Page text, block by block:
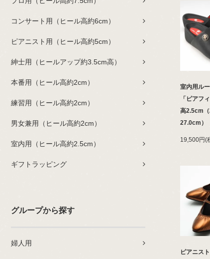
コンサート用（ヒール高約6cm）
ピアニスト用（ヒール高約5cm）
紳士用（ヒールアップ約3.5cm高）
本番用（ヒール高約2cm）
練習用（ヒール高約2cm）
男女兼用（ヒール高約2cm）
室内用（ヒール高約2.5cm）
ギフトラッピング
グループから探す
婦人用
室内用ル
「ピアフ
高2.5cm（
27.0cm）
19,500円(
ピアニス